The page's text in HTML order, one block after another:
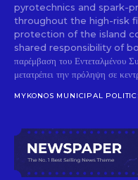
pyrotechnics and spark-
throughout the high-risk
protection of the island
shared responsibility of
παρέμβαση του Εντεταλμένου
μετατρέπει την πρόληψη σε
MYKONOS MUNICIPAL